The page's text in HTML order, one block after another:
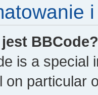
BBCode?
is a special
on particular